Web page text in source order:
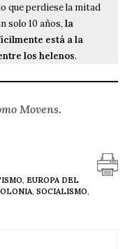
que perdiese la mitad
solo 10 años,la
está a la
los helenos.
Movens.
, EUROPA DEL
, SOCIALISMO,